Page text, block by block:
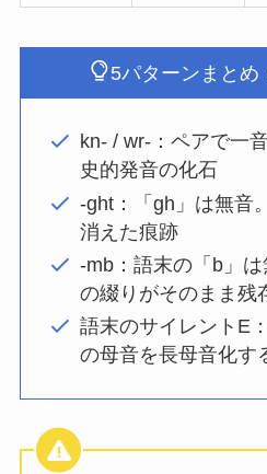
5パターンまとめ
kn- / wr-：ペアで一
史的発音の化石
-ght：「gh」は無音
消えた痕跡
-mb：語末の「b」
の綴りがそのまま残
語末のサイレントE
の母音を長母音化す